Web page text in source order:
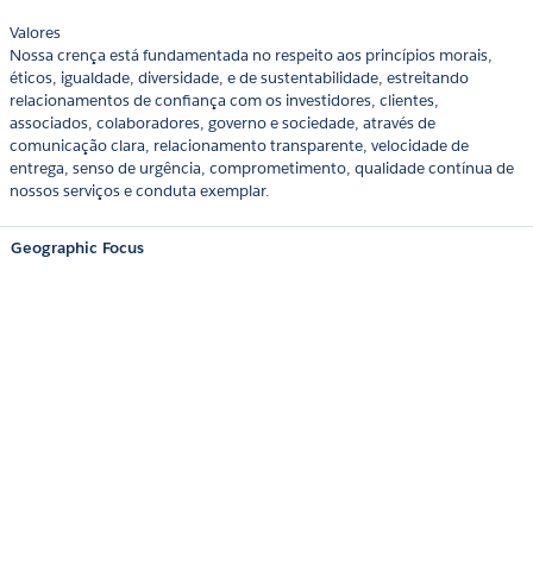
Valores
Nossa crença está fundamentada no respeito aos princípios morais,
éticos, igualdade, diversidade, e de sustentabilidade, estreitando
relacionamentos de confiança com os investidores, clientes,
associados, colaboradores, governo e sociedade, através de
comunicação clara, relacionamento transparente, velocidade de
entrega, senso de urgência, comprometimento, qualidade contínua de
nossos serviços e conduta exemplar.
Geographic Focus